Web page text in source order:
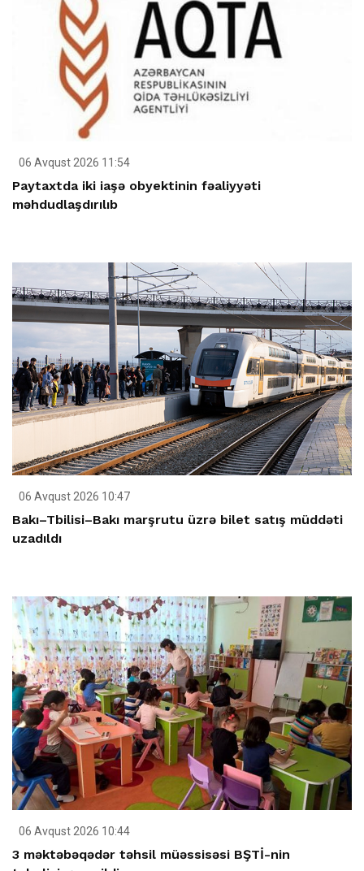
06 Avqust 2026 11:54
Paytaxtda iki iaşə obyektinin fəaliyyəti
məhdudlaşdırılıb
06 Avqust 2026 10:47
Bakı–Tbilisi–Bakı marşrutu üzrə bilet satış müddəti
uzadıldı
06 Avqust 2026 10:44
3 məktəbəqədər təhsil müəssisəsi BŞTİ-nin